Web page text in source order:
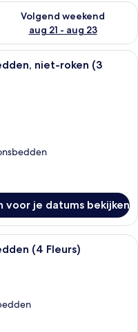
dit weekend aug 14 -
Volgend weekend
aug 21 - aug 23
beschikbaarheid
stacaravan met een veranda,
niet-roken (3
voor je datums bekijken
stacaravan met een veranda,
(4 Fleurs)